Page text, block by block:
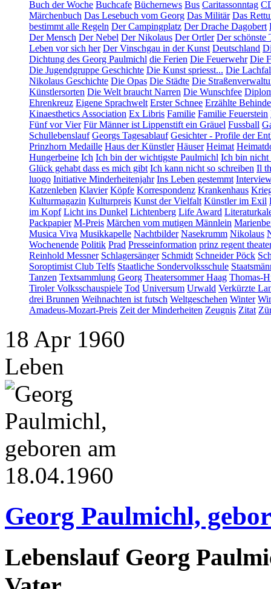
Buch der Woche Buchcafe Büchernews Bus Caritassonntag
Märchenbuch Das Lesebuch vom Georg Das Militär Das
bestimmt alle Regeln Der Campingplatz Der Drache Dagobert
Der Mensch Der Nebel Der Nikolaus Der Ortler Der schönste
Leben vor sich her Der Vinschgau in der Kunst Deutschland
Dichtung des Georg Paulmichl die Ferien Die Feuerwehr Die
Die Jugendgruppe Geschichte Die Kunst spriesst... Die
Nikolaus Geschichte Die Opas Die Städte Die
Künstlersorten Die Welt braucht Narren Die Wunschfee
Ehrenkreuz Eigene Sprachwelt Erster Schnee Erzählte
Kinaesthetics Association Ex Libris Familie Familie Feuerstein
Fünf vor Vier Für Männer ist Lippenstift ein Gräuel Fussball
Schullebenslauf Georgs Tagesablauf Gesichter - Profile der
Prinzhorn Medaille Haus der Künstler Häuser Heimat
Hungerbeine Ich Ich bin der wichtigste Paulmichl Ich bin nicht
Glück gehabt dass es mich gibt Ich kann nicht so schreiben Il
luogo Initiative Minderheitenjahr Ins Leben gestemmt
Katzenleben Klavier Köpfe Korrespondenz Krankenhaus
Kulturmagazin Kulturpreis Kunst der Vielfalt Künstler im Exil
im Kopf Licht ins Dunkel Lichtenberg Life Award
Packpapier M-Preis Märchen vom mutigen Männlein
Musica Viva Musikkapelle Nachtbilder Nasekrumm Nikolaus
Wochenende Politik Prad Presseinformation prinz regent
Reinhold Messner Schlagersänger Schmidt Schneider Pöck
Soroptimist Club Telfs Staatliche Sondervolksschule
Tanzen Textsammlung Georg Theatersommer Haag Thomas-
Tiroler Volksschauspiele Tod Universum Urwald Verkürzte
drei Brunnen Weihnachten ist futsch Weltgeschehen Winter
Amadeus-Mozart-Preis Zeit der Minderheiten Zeugnis Zitat
18 Apr 1960
Leben
Georg Paulmichl,
Lebenslauf Georg